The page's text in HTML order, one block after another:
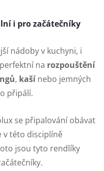
i pro začátečníky
nádoby v kuchyni, i
na rozpouštění
, kašínebo jemných
připálí.
se připalování obávat
v této disciplíně
jsou tyto rendlíky